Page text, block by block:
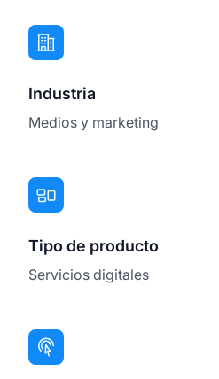
Industria
Medios y marketing
Tipo de producto
Servicios digitales